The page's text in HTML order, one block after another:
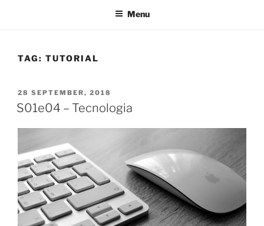
Menu
TAG: TUTORIAL
POSTED
ON
28 SEPTEMBER, 2018
S01e04 – Tecnologia